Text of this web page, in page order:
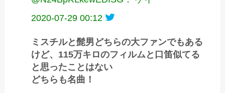
2020-07-29 00:12
ミスチルと髭男どちらの大ファンでもある
けど、115万キロのフィルムと口笛似てる
と思ったことはない
どちらも名曲！